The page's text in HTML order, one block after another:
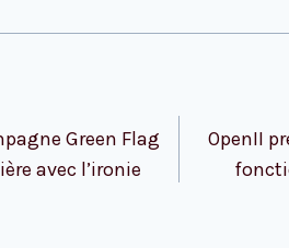
Green Flag
avec l’ironie
OpenII